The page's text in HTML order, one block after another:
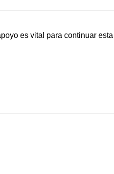
es vital para continuar esta